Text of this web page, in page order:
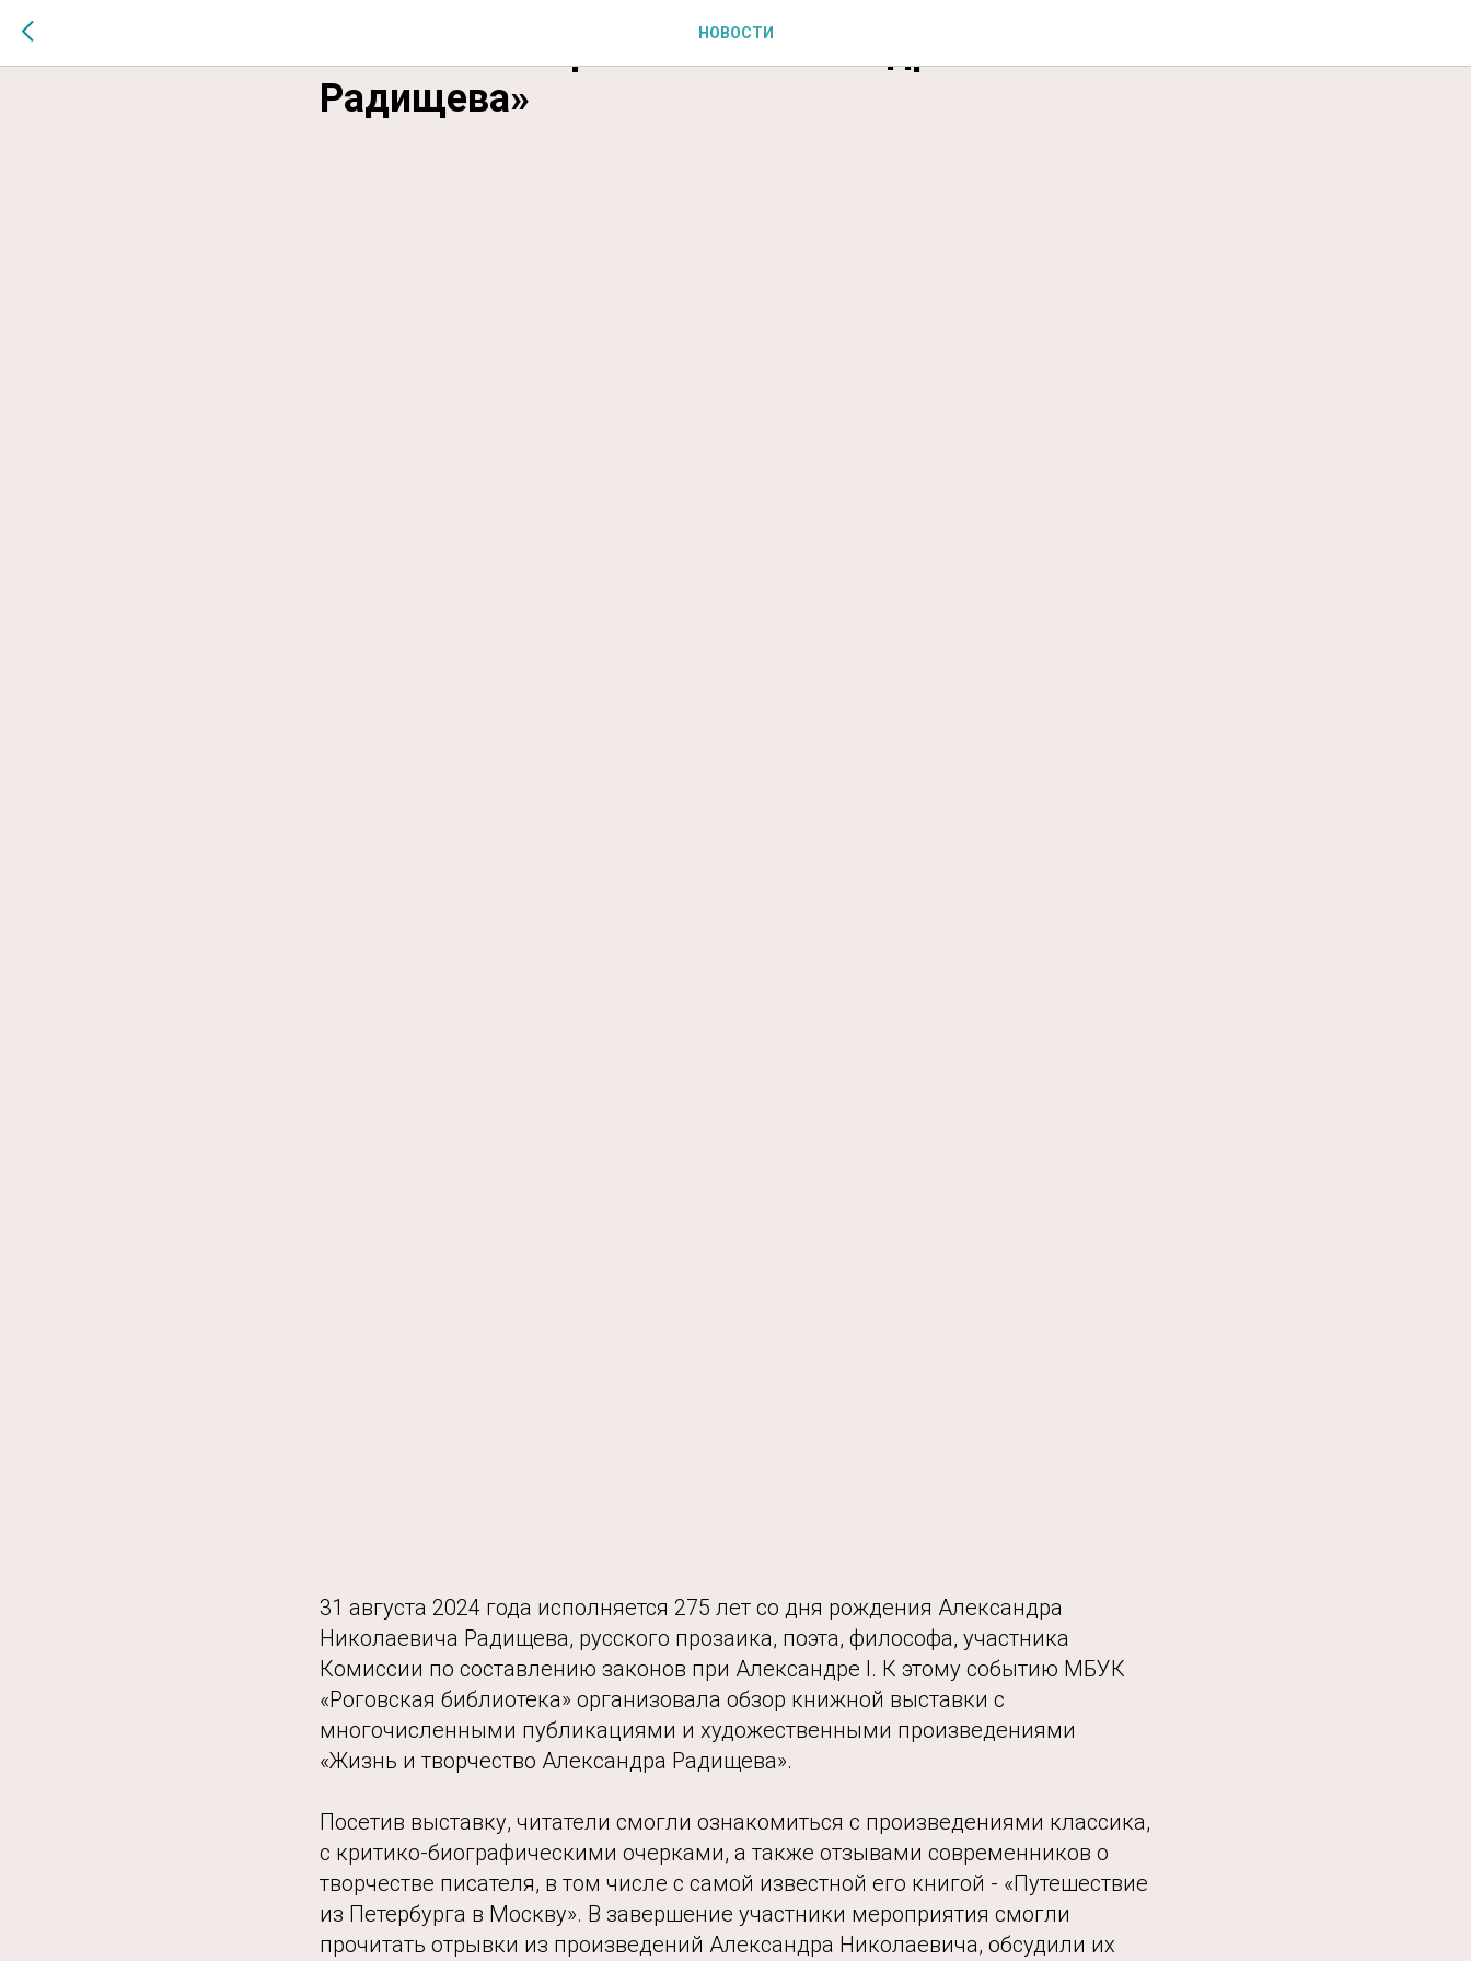
НОВОСТИ
«Жизнь и творчество Александра
Радищева»
31 августа 2024 года исполняется 275 лет со дня рождения Александра
Николаевича Радищева, русского прозаика, поэта, философа, участника
Комиссии по составлению законов при Александре I. К этому событию МБУК
«Роговская библиотека» организовала обзор книжной выставки с
многочисленными публикациями и художественными произведениями
«Жизнь и творчество Александра Радищева».
Посетив выставку, читатели смогли ознакомиться с произведениями классика,
с критико-биографическими очерками, а также отзывами современников о
творчестве писателя, в том числе с самой известной его книгой - «Путешествие
из Петербурга в Москву». В завершение участники мероприятия смогли
прочитать отрывки из произведений Александра Николаевича, обсудили их